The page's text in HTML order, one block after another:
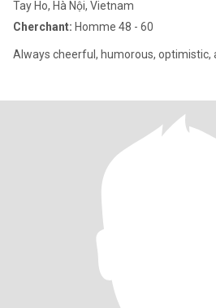
Tay Ho, Hà Nội, Vietnam
Cherchant: Homme 48 - 60
Always cheerful, humorous, optimistic,